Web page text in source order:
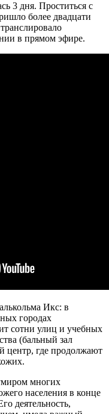
3 дня. Проститься с
более двадцати
в прямом эфире.
Икс: в
городах
сотни улиц и учебных
(бальный зал
центр, где продолжают
многих
населения в конце
деятельность,